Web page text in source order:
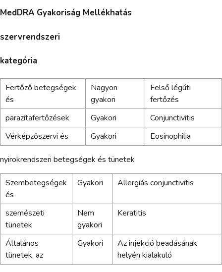
MedDRA Gyakoriság Mellékhatás
szervrendszeri
kategória
Fertőző betegségek
és
Nagyon
gyakori
Felső légúti
fertőzés
parazitafertőzések
Gyakori
Conjunctivitis
Vérképzőszervi és
Gyakori Eosinophilia
nyirokrendszeri betegségek és tünetek
Szembetegségek
és
Gyakori Allergiás conjunctivitis
szemészeti
tünetek
Nem
gyakori
Keratitis
Általános
tünetek, az
Gyakori
Az injekció beadásának
helyén kialakuló